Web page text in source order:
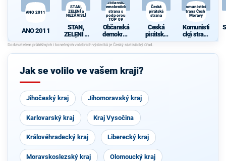
ANO 2011
ANO 2011
STAN,
ZELENÍ a
NEZÁVISLÍ
STAN,
ZELENÍ a
NEZÁVISL
Í
Občanská
demokratická
strana s
podporou
TOP 09
Občanská
demokrati
cká strana
s podporou
TOP 09
Česká
pirátská
strana
Česká
pirátská
strana
Komunistická
strana Čech a
Moravy
Komunisti
cká strana
Čech a
Jak se volilo ve vašem kraji?
Jihočeský kraj Jihomoravský kraj
Karlovarský kraj Kraj Vysočina
Královéhradecký kraj Liberecký kraj
Moravskoslezský kraj Olomoucký kraj